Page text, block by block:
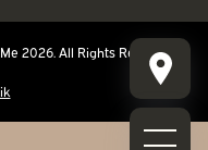
2026. All Rights Reserved.